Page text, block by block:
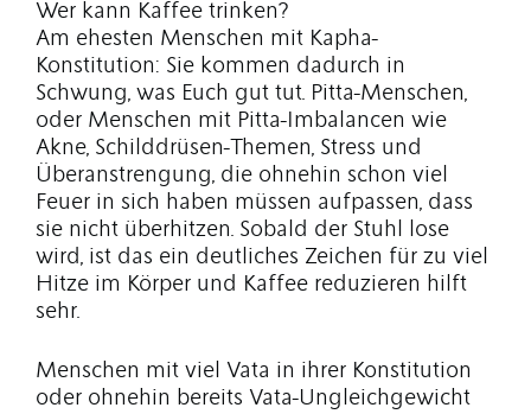
Wer kann Kaffee trinken?
Am ehesten Menschen mit Kapha-
Konstitution: Sie kommen dadurch in
Schwung, was Euch gut tut. Pitta-Menschen,
oder Menschen mit Pitta-Imbalancen wie
Akne, Schilddrüsen-Themen, Stress und
Überanstrengung, die ohnehin schon viel
Feuer in sich haben müssen aufpassen, dass
sie nicht überhitzen. Sobald der Stuhl lose
wird, ist das ein deutliches Zeichen für zu viel
Hitze im Körper und Kaffee reduzieren hilft
sehr.
Menschen mit viel Vata in ihrer Konstitution
oder ohnehin bereits Vata-Ungleichgewicht